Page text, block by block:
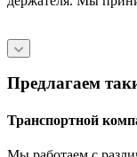
Предлагаем
Транспортной